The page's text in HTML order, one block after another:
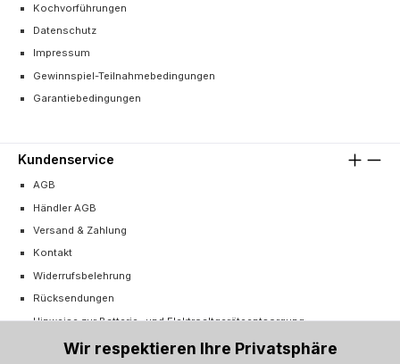
Kochvorführungen
Datenschutz
Impressum
Gewinnspiel-Teilnahmebedingungen
Garantiebedingungen
Kundenservice
AGB
Händler AGB
Versand & Zahlung
Kontakt
Widerrufsbelehrung
Rücksendungen
Hinweise zur Batterie- und Elektroaltgeräteentsorgung
Cookie-Einstellungen
Wir respektieren Ihre Privatsphäre